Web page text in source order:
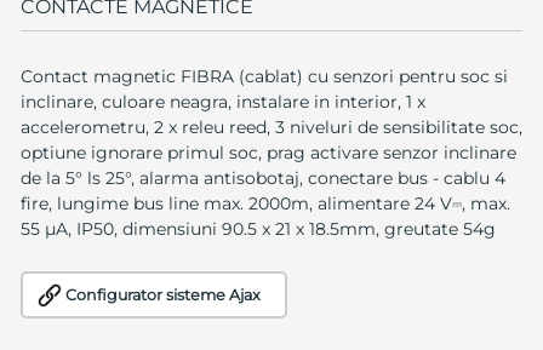
CONTACTE MAGNETICE
Contact magnetic FIBRA (cablat) cu senzori pentru soc si
inclinare, culoare neagra, instalare in interior, 1 x
accelerometru, 2 x releu reed, 3 niveluri de sensibilitate soc,
optiune ignorare primul soc, prag activare senzor inclinare
de la 5° ls 25°, alarma antisobotaj, conectare bus - cablu 4
fire, lungime bus line max. 2000m, alimentare 24 V⎓, max.
55 µA, IP50, dimensiuni 90.5 x 21 x 18.5mm, greutate 54g
Configurator sisteme Ajax